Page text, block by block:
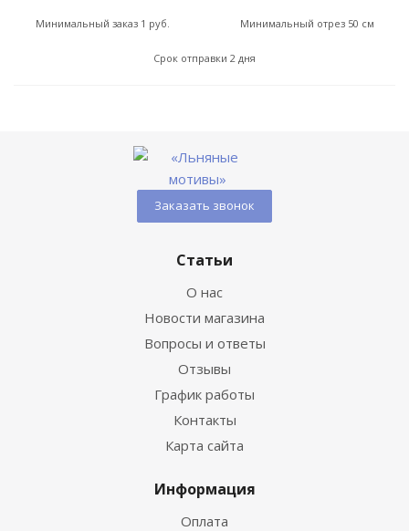
Минимальный заказ 1 руб. Минимальный отрез 50 см
Срок отправки 2 дня
Заказать звонок
Статьи
О нас
Новости магазина
Вопросы и ответы
Отзывы
График работы
Контакты
Карта сайта
Информация
Оплата